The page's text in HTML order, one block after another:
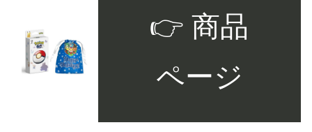
👉 商品
ページ